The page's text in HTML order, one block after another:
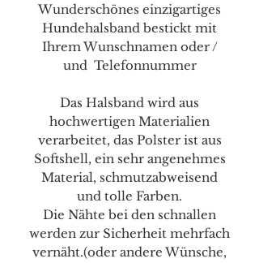
Wunderschönes einzigartiges
Hundehalsband bestickt mit
Ihrem Wunschnamen oder /
und Telefonnummer
Das Halsband wird aus
hochwertigen Materialien
verarbeitet, das Polster ist aus
Softshell, ein sehr angenehmes
Material, schmutzabweisend
und tolle Farben.
Die Nähte bei den schnallen
werden zur Sicherheit mehrfach
vernäht.(oder andere Wünsche,